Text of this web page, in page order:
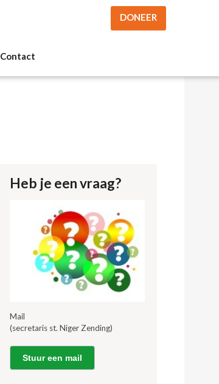
DONEER
Contact
Heb je een vraag?
Mail
(secretaris st. Niger Zending)
Stuur een mail